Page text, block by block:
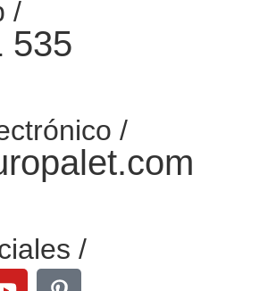
/
535
/
/